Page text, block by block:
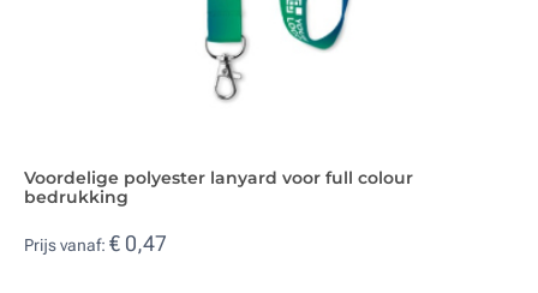
Voordelige polyester lanyard voor full colour
bedrukking
Prijs vanaf: € 0,47